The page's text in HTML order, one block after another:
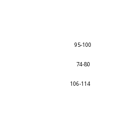
95-100
74-80
106-114